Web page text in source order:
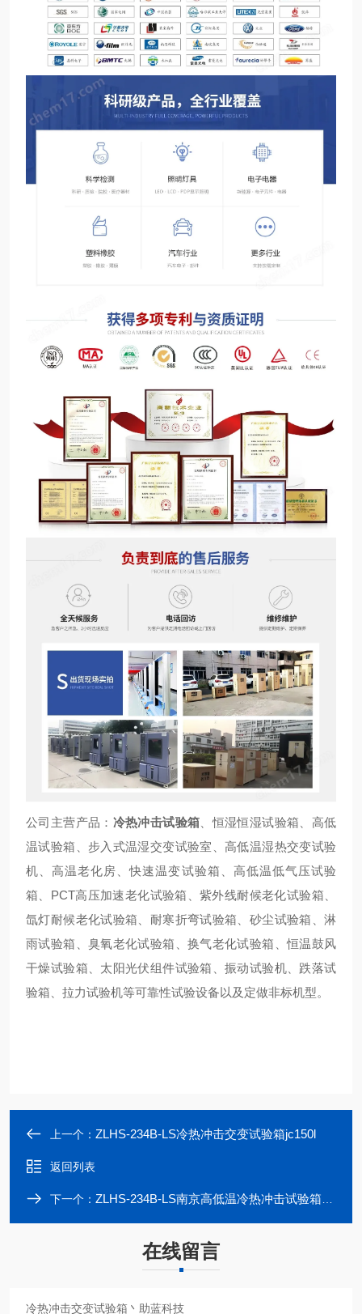
公司主营产品： 冷热冲击试验箱 、恒湿恒湿试验箱、高低
温试验箱、步入式温湿交变试验室、高低温湿热交变试验
机、高温老化房、快速温变试验箱、高低温低气压试验
箱、PCT高压加速老化试验箱、紫外线耐候老化试验箱、
氙灯耐候老化试验箱、耐寒折弯试验箱、砂尘试验箱、淋
雨试验箱、臭氧老化试验箱、换气老化试验箱、恒温鼓风
干燥试验箱、太阳光伏组件试验箱、振动试验机、跌落试
验箱、拉力试验机等可靠性试验设备以及定做非标机型。
上一个： ZLHS-234B-LS冷热冲击交变试验箱jc150l
返回列表
下一个： ZLHS-234B-LS南京高低温冷热冲击试验箱公司
在线留言